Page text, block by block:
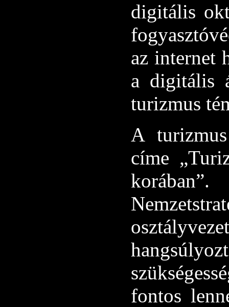
digitális
az internet
a digitális
turizmus
A
címe
fontos